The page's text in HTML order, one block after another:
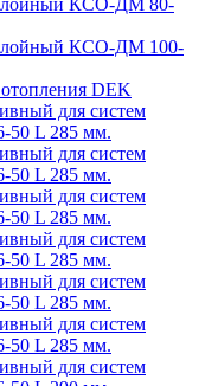
КСО-ДМ 80-
КСО-ДМ 100-
DEK
для систем
50 L 285 мм.
для систем
50 L 285 мм.
для систем
50 L 285 мм.
для систем
50 L 285 мм.
для систем
50 L 285 мм.
для систем
50 L 285 мм.
для систем